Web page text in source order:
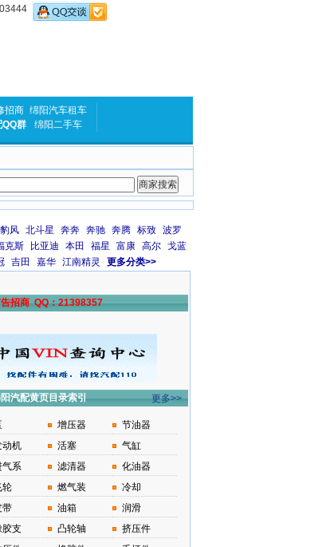
招商 绵阳汽车租车
QQ群 绵阳二手车
豹风 北斗星 奔奔 奔驰 奔腾 标致 波罗
克斯 比亚迪 本田 福星 富康 高尔 戈蓝
吉田 嘉华 江南精灵 更多分类>>
招商 QQ：21398357
汽配黄页目录索引 更多>>
增压器
节油器
动机
活塞
气缸
气系
滤清器
化油器
轮
燃气装
冷却
带
油箱
润滑
胶支
凸轮轴
挤压件